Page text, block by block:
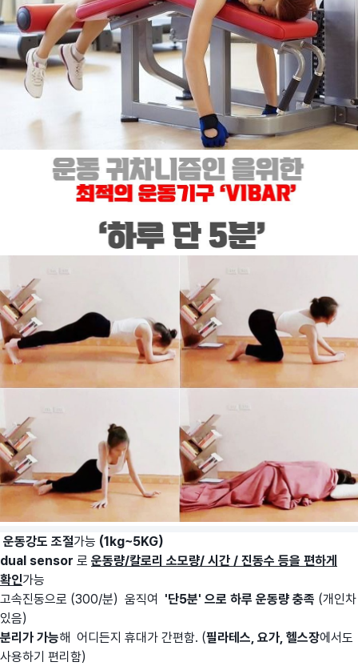
운동강도 조절가능 (1kg~5KG)
dual sensor 로 운동량/칼로리 소모량/ 시간 / 진동수 등을 편하게
확인가능
고속진동으로 (300/분) 움직여 '단5분' 으로 하루 운동량 충족 (개인차
있음)
분리가 가능해 어디든지 휴대가 간편함. (필라테스, 요가, 헬스장에서도
사용하기 편리함)